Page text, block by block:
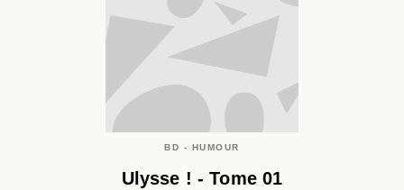
BD - HUMOUR
Ulysse ! - Tome 01